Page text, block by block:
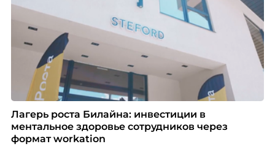
Лагерь роста Билайна: инвестиции в
ментальное здоровье сотрудников через
формат workation